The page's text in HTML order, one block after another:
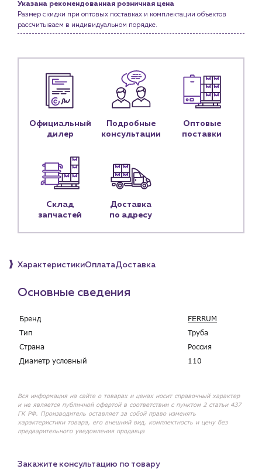
Новости
Блог
Контакты
Контактные данные
Наши партнёры
Чат-бот
+7 (918) 070-19-79
Пн – пт: 9:00 – 18:00
sales@profpotok.ru
г. Краснодар, ул. Российская, 63
Указана рекомендованная розничная цена
Размер скидки при оптовых поставках и комплектации объектов
рассчитываем в индивидуальном порядке.
Официальный
дилер
Подробные
консультации
Оптовые
поставки
Склад
запчастей
Доставка
по адресу
ХарактеристикиОплатаДоставка
Основные сведения
Бренд
FERRUM
Тип
Труба
Страна
Россия
Диаметр условный
110
Вся информация на сайте о товарах и ценах носит справочный характер
и не является публичной офертой в соответствии с пунктом 2 статьи 437
ГК РФ. Производитель оставляет за собой право изменять
характеристики товара, его внешний вид, комплектность и цену без
предварительного уведомления продавца
Закажите консультацию по товару